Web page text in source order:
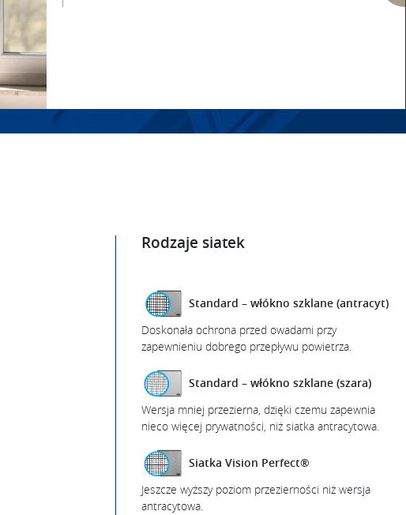
Rodzaje siatek
Standard – włókno szklane (antracyt)
Doskonała ochrona przed owadami przy
zapewnieniu dobrego przepływu powietrza.
Standard – włókno szklane (szara)
Wersja mniej przezierna, dzięki czemu zapewnia
nieco więcej prywatności, niż siatka antracytowa.
Siatka Vision Perfect®
Jeszcze wyższy poziom przezierności niż wersja
antracytowa.